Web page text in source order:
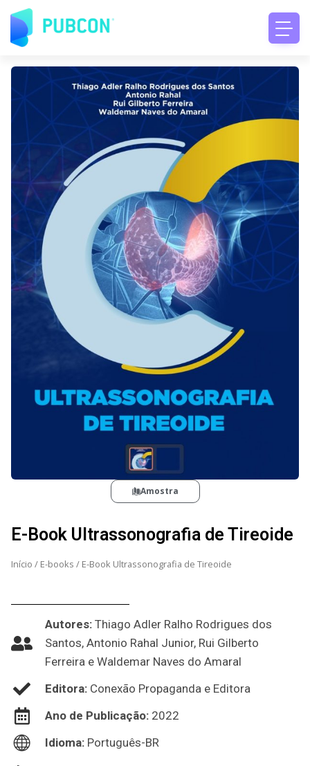
Amostra
E-Book Ultrassonografia de Tireoide
Início / E-books / E-Book Ultrassonografia de Tireoide
Autores: Thiago Adler Ralho Rodrigues dos
Santos, Antonio Rahal Junior, Rui Gilberto
Ferreira e Waldemar Naves do Amaral
Editora: Conexão Propaganda e Editora
Ano de Publicação: 2022
Idioma: Português-BR